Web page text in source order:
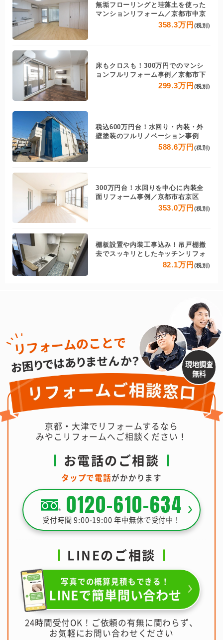
無垢フローリングと珪藻土を使った
マンションリフォーム／京都市中京
358.3万円 (税別)
床もクロスも！300万円でのマンシ
ョンフルリフォーム事例／京都市下
299.3万円 (税別)
税込600万円台！水回り・内装・外
壁塗装のフルリノベーション事例
588.6万円 (税別)
300万円台！水回りを中心に内装全
面リフォーム事例／京都市右京区
353.0万円 (税別)
棚板設置や内装工事込み！吊戸棚撤
去でスッキリとしたキッチンリフォ
82.1万円 (税別)
現地調査
無料
京都・大津でリフォームするなら
みやこリフォームへご相談ください！
お電話のご相談
タップで電話がかかります
0120-610-634
受付時間 9:00-19:00 年中無休で受付中！
LINEのご相談
写真での概算見積もできる！
LINEで簡単問い合わせ
24時間受付OK！ご依頼の有無に関わらず、
お気軽にお問い合わせください